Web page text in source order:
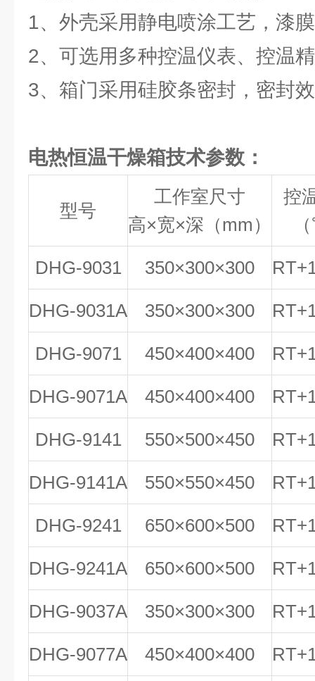
1、外壳采用静电喷涂工艺，漆
2、可选用多种控温仪表、控温
3、箱门采用硅胶条密封，密封
电热恒温干燥箱技术参数：
型号
工作室尺寸
高×宽×深（mm）
控
DHG-9031 350×300×300
DHG-9031A 350×300×300
DHG-9071 450×400×400
DHG-9071A 450×400×400
DHG-9141 550×500×450
DHG-9141A 550×550×450
DHG-9241 650×600×500
DHG-9241A 650×600×500
DHG-9037A 350×300×300
DHG-9077A 450×400×400